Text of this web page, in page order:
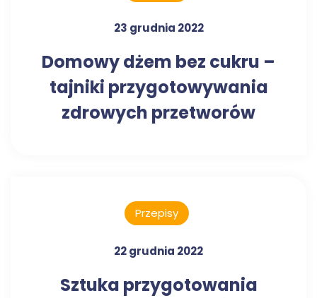
23 grudnia 2022
Domowy dżem bez cukru –
tajniki przygotowywania
zdrowych przetworów
Przepisy
22 grudnia 2022
Sztuka przygotowania